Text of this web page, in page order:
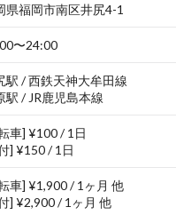
県福岡市南区井尻4-1
〜24:00
駅 / 西鉄天神大牟田線
駅 / JR鹿児島本線
車] ¥100 / 1日
] ¥150 / 1日
車] ¥1,900 / 1ヶ月 他
] ¥2,900 / 1ヶ月 他